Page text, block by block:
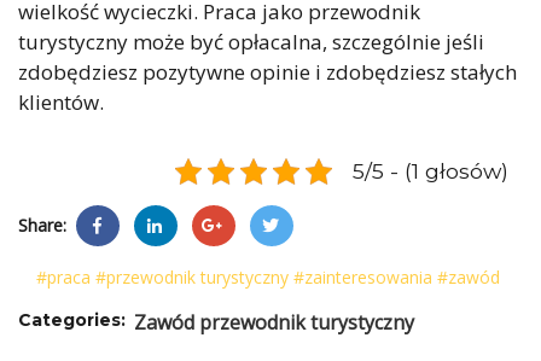
wielkość wycieczki. Praca jako przewodnik
turystyczny może być opłacalna, szczególnie jeśli
zdobędziesz pozytywne opinie i zdobędziesz stałych
klientów.
5/5 - (1 głosów)
Share:
#praca #przewodnik turystyczny #zainteresowania #zawód
Categories: Zawód przewodnik turystyczny